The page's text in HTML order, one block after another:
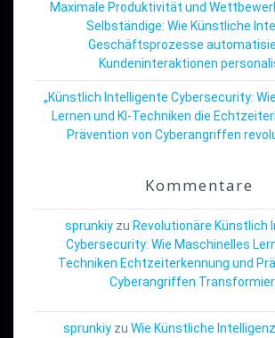
Maximale Produktivität und
Selbständige: Wie Künstliche
Geschäftsprozesse
Kundeninteraktionen
„Künstlich Intelligente Cybersecurity:
Lernen und KI-Techniken die
Prävention von Cyberangriffen
Kommentare
sprunkiyzu Revolutionäre Künstlich
Cybersecurity: Wie Maschinelles
Techniken Echtzeiterkennung und
Cyberangriffen
sprunkiy zu Wie Künstliche